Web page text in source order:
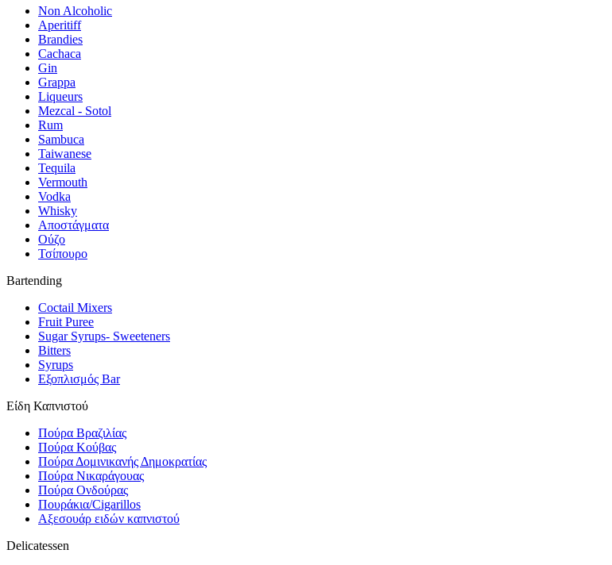
Non Alcoholic
Aperitiff
Brandies
Cachaca
Gin
Grappa
Liqueurs
Mezcal - Sotol
Rum
Sambuca
Taiwanese
Tequila
Vermouth
Vodka
Whisky
Αποστάγματα
Ούζο
Τσίπουρο
Bartending
Coctail Mixers
Fruit Puree
Sugar Syrups- Sweeteners
Bitters
Syrups
Εξοπλισμός Bar
Είδη Καπνιστού
Πούρα Βραζιλίας
Πούρα Κούβας
Πούρα Δομινικανής Δημοκρατίας
Πούρα Νικαράγουας
Πούρα Ονδούρας
Πουράκια/Cigarillos
Αξεσουάρ ειδών καπνιστού
Delicatessen